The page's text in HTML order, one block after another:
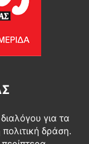
για τα
δράση.